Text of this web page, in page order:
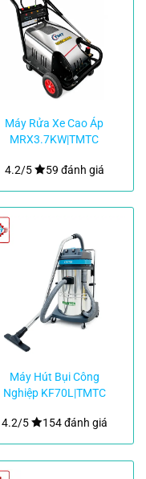
Máy Rửa Xe Cao Áp
MRX3.7KW|TMTC
4.2/5 59 đánh giá
Máy Hút Bụi Công
Nghiệp KF70L|TMTC
4.2/5 154 đánh giá